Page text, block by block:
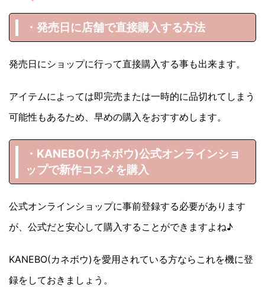
・発売日に店舗で直接購入する方法
発売日にショップに行って直接購入する事も出来ます。
アイテムによっては即完売または一時的に品切れてしまう
可能性もあるため、早めの購入をおすすめします。
・KANEBO(カネボウ)公式オンラインショ
ップで新作コスメを購入
公式オンラインショップに事前登録する必要があります
が、公式だと安心して購入することができますよね♪
KANEBO(カネボウ)を愛用されている方ならこれを機に登
録をしておきましょう。